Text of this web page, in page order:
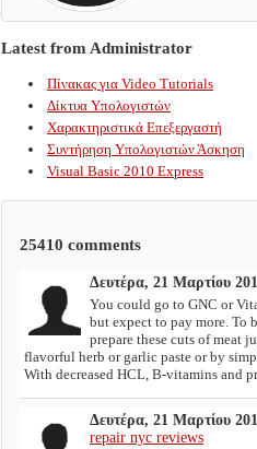
Latest from Administrator
Πίνακας για Video Tutorials
Δίκτυα Υπολογιστών
Χαρακτηριστικά Επεξεργαστή
Συντήρηση Υπολογιστών Άσκηση
Visual Basic 2010 Express
25410 comments
Δευτέρα, 21 Μαρτίου
You could go to GNC or
but expect to pay more. To
prepare these cuts of meat
flavorful herb or garlic paste or by
With decreased HCL, B-vitamins and
Δευτέρα, 21 Μαρτίου
repair nyc reviews